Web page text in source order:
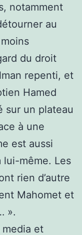
notamment
au
du droit
repenti, et
Hamed
sur un plateau
à une
est aussi
lui-même. Les
rien d’autre
Mahomet et
».
et